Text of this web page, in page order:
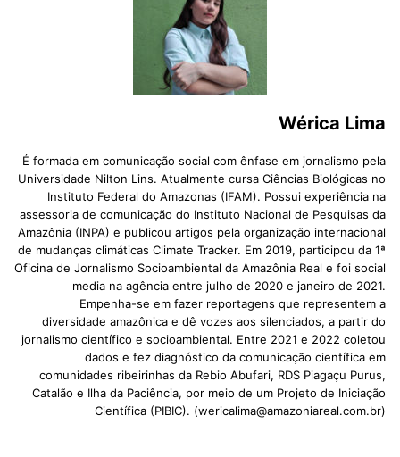
Wérica Lima
É formada em comunicação social com ênfase em jornalismo pela
Universidade Nilton Lins. Atualmente cursa Ciências Biológicas no
Instituto Federal do Amazonas (IFAM). Possui experiência na
assessoria de comunicação do Instituto Nacional de Pesquisas da
Amazônia (INPA) e publicou artigos pela organização internacional
de mudanças climáticas Climate Tracker. Em 2019, participou da 1ª
Oficina de Jornalismo Socioambiental da Amazônia Real e foi social
media na agência entre julho de 2020 e janeiro de 2021.
Empenha-se em fazer reportagens que representem a
diversidade amazônica e dê vozes aos silenciados, a partir do
jornalismo científico e socioambiental. Entre 2021 e 2022 coletou
dados e fez diagnóstico da comunicação científica em
comunidades ribeirinhas da Rebio Abufari, RDS Piagaçu Purus,
Catalão e Ilha da Paciência, por meio de um Projeto de Iniciação
Científica (PIBIC). (wericalima@amazoniareal.com.br)